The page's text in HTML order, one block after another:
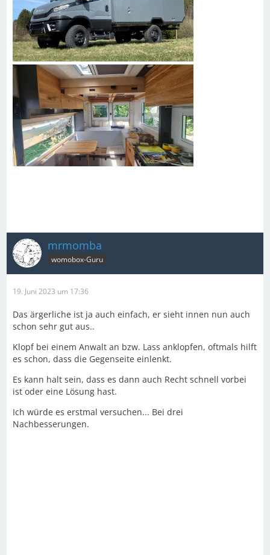
mrmomba
womobox-Guru
19. Juni 2023 um 17:36
Das ärgerliche ist ja auch einfach, er sieht innen nun auch
schon sehr gut aus..
Klopf bei einem Anwalt an bzw. Lass anklopfen, oftmals hilft
es schon, dass die Gegenseite einlenkt.
Es kann halt sein, dass es dann auch Recht schnell vorbei
ist oder eine Lösung hast.
Ich würde es erstmal versuchen... Bei drei
Nachbesserungen.